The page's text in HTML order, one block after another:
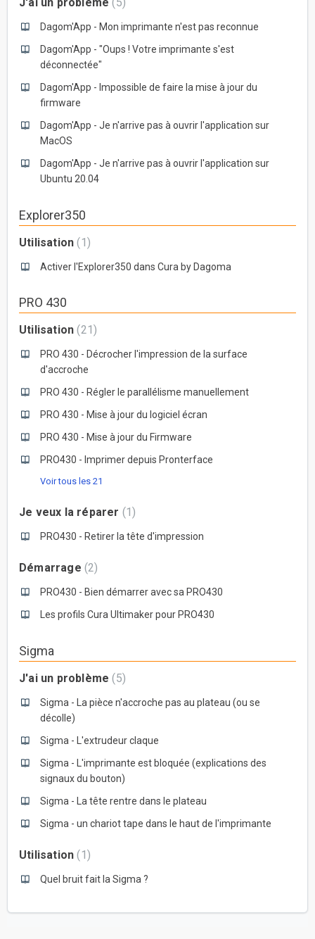
Dagom'App - Mon imprimante n'est pas reconnue
Dagom'App - "Oups ! Votre imprimante s'est
déconnectée"
Dagom'App - Impossible de faire la mise à jour du
firmware
Dagom'App - Je n'arrive pas à ouvrir l'application sur
MacOS
Dagom'App - Je n'arrive pas à ouvrir l'application sur
Ubuntu 20.04
Explorer350
Utilisation 1
Activer l'Explorer350 dans Cura by Dagoma
PRO 430
Utilisation 21
PRO 430 - Décrocher l'impression de la surface
d'accroche
PRO 430 - Régler le parallélisme manuellement
PRO 430 - Mise à jour du logiciel écran
PRO 430 - Mise à jour du Firmware
PRO430 - Imprimer depuis Pronterface
Voir tous les 21
Je veux la réparer 1
PRO430 - Retirer la tête d'impression
Démarrage 2
PRO430 - Bien démarrer avec sa PRO430
Les profils Cura Ultimaker pour PRO430
Sigma
J'ai un problème 5
Sigma - La pièce n'accroche pas au plateau (ou se
décolle)
Sigma - L'extrudeur claque
Sigma - L'imprimante est bloquée (explications des
signaux du bouton)
Sigma - La tête rentre dans le plateau
Sigma - un chariot tape dans le haut de l'imprimante
Utilisation 1
Quel bruit fait la Sigma ?